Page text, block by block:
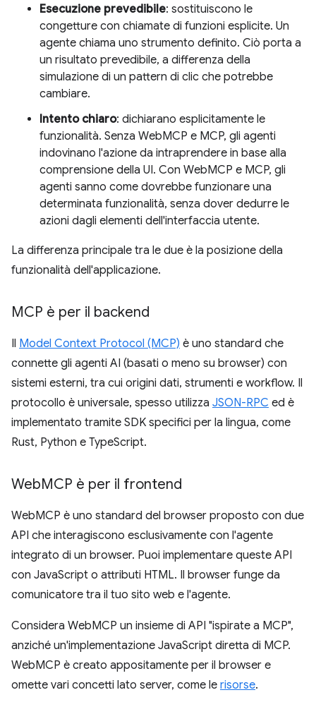
Esecuzione prevedibile: sostituiscono le
congetture con chiamate di funzioni esplicite. Un
agente chiama uno strumento definito. Ciò porta a
un risultato prevedibile, a differenza della
simulazione di un pattern di clic che potrebbe
cambiare.
Intento chiaro: dichiarano esplicitamente le
funzionalità. Senza WebMCP e MCP, gli agenti
indovinano l'azione da intraprendere in base alla
comprensione della UI. Con WebMCP e MCP, gli
agenti sanno come dovrebbe funzionare una
determinata funzionalità, senza dover dedurre le
azioni dagli elementi dell'interfaccia utente.
La differenza principale tra le due è la posizione della
funzionalità dell'applicazione.
MCP è per il backend
Il Model Context Protocol (MCP) è uno standard che
connette gli agenti AI (basati o meno su browser) con
sistemi esterni, tra cui origini dati, strumenti e workflow. Il
protocollo è universale, spesso utilizza JSON-RPC ed è
implementato tramite SDK specifici per la lingua, come
Rust, Python e TypeScript.
WebMCP è per il frontend
WebMCP è uno standard del browser proposto con due
API che interagiscono esclusivamente con l'agente
integrato di un browser. Puoi implementare queste API
con JavaScript o attributi HTML. Il browser funge da
comunicatore tra il tuo sito web e l'agente.
Considera WebMCP un insieme di API "ispirate a MCP",
anziché un'implementazione JavaScript diretta di MCP.
WebMCP è creato appositamente per il browser e
omette vari concetti lato server, come le risorse.